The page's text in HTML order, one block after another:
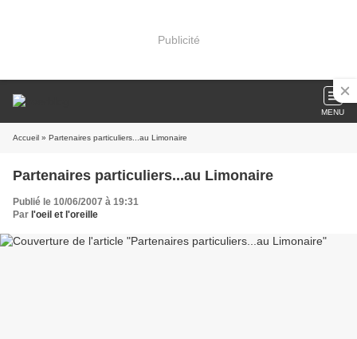
Publicité
MENU
Accueil » Partenaires particuliers...au Limonaire
Partenaires particuliers...au Limonaire
Publié le 10/06/2007 à 19:31
Par l'oeil et l'oreille